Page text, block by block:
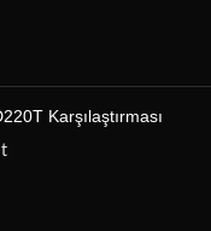
Karşılaştırması